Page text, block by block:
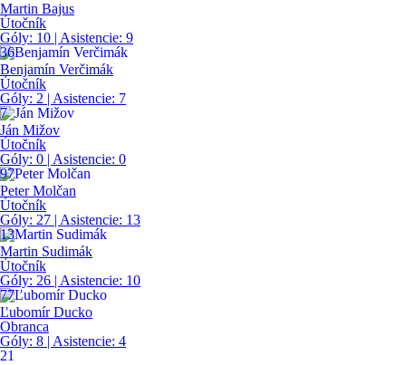
Martin Bajus
Útočník
Góly: 10 | Asistencie: 9
36
Benjamín Verčimák
Útočník
Góly: 2 | Asistencie: 7
7
Ján Mižov
Útočník
Góly: 0 | Asistencie: 0
97
Peter Molčan
Útočník
Góly: 27 | Asistencie: 13
13
Martin Sudimák
Útočník
Góly: 26 | Asistencie: 10
77
Ľubomír Ducko
Obranca
Góly: 8 | Asistencie: 4
21